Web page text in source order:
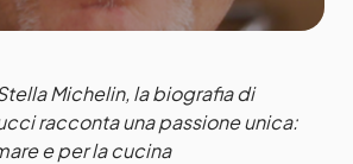
Michelin, la biografia di
racconta una passione unica:
e per la cucina